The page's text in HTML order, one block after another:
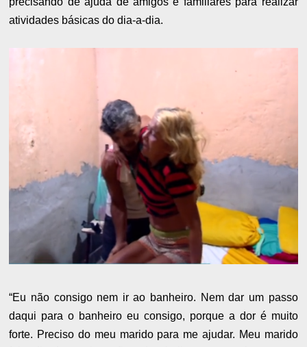
atividades básicas do dia-a-dia.
“Eu não consigo nem ir ao banheiro. Nem dar um passo
daqui para o banheiro eu consigo, porque a dor é muito
forte. Preciso do meu marido para me ajudar. Meu marido